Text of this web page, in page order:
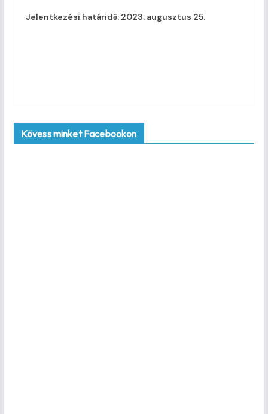
Jelentkezési határidő: 2023. augusztus 25.
Kövess minket Facebookon